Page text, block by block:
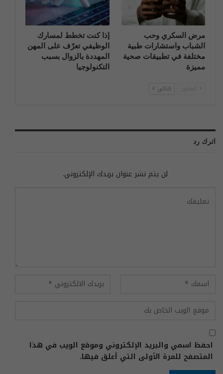
مرض السكري وحب
الشباب واستشارات طبية
مختلفة في تطبيقات صحية
مميزة
إذا كنت تخطط لمسارك
الوظيفي تعرّف على المهن
المهددة بالزوال بسبب
التكنولوجيا
التالي
اترك رد
لن يتم نشر عنوان بريدك الإلكتروني.
احفظ اسمي والبريد الإلكتروني وموقع الويب في هذا
المتصفح للمرة الأولى التي أعلق فيها.